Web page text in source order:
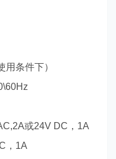
条件下）
或24V DC，1A
，1A